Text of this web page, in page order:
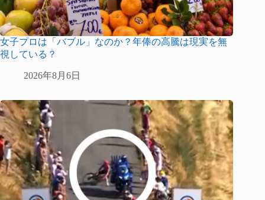
女子プロは「バブル」なのか？年俸の高騰は現実を無
視している？
2026年8月6日